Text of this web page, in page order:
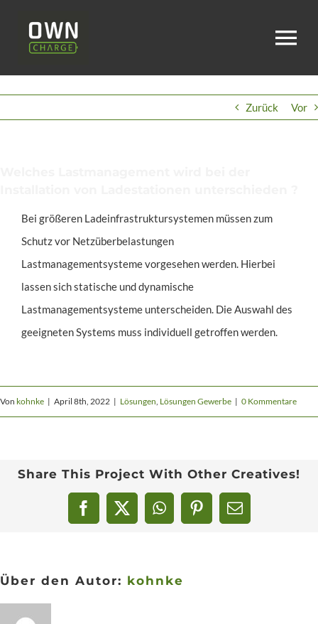
springen
Home
Service
Zurück Vor
Bei größeren Ladeinfrastruktursystemen müssen zum
Schutz vor Netzüberbelastungen
Lastmanagementsysteme vorgesehen werden. Hierbei
lassen sich statische und dynamische
Lastmanagementsysteme unterscheiden. Die Auswahl des
geeigneten Systems muss individuell getroffen werden.
Von kohnke | April 8th, 2022 | Lösungen Lösungen Gewerbe | 0 Kommentare
Share This Project With Other Creatives!
Facebook
X WhatsAppPinterest
E-
Über den Autor: kohnke